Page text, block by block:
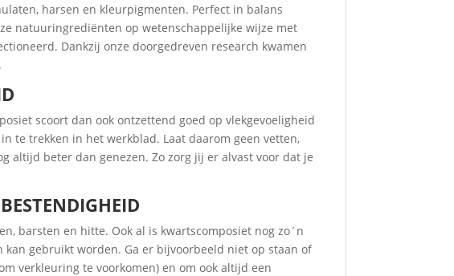
harsen en kleurpigmenten. Perfect in balans
natuuringrediënten op wetenschappelijke wijze met
Dankzij onze doorgedreven research kwamen
scoort dan ook ontzettend goed op vlekgevoeligheid
te trekken in het werkblad. Laat daarom geen vetten,
altijd beter dan genezen. Zo zorg jij er alvast voor dat je
barsten en hitte. Ook al is kwartscomposiet nog zo´n
gebruikt worden. Ga er bijvoorbeeld niet op staan of
verkleuring te voorkomen) en om ook altijd een